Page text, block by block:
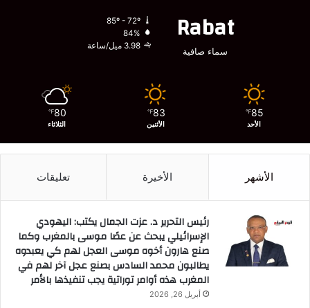
Rabat
سماء صافية
85º - 72º
84%
3.98 ميل/ساعة
85
℉
الأحد
83
℉
الأثنين
80
℉
الثلاثاء
الأشهر الأخيرة تعليقات
رئيس التحرير د. عزت الجمال يكتب: اليهودي
الإسرائيلي يبحث عن عصًا موسى بالمغرب وكما
صنع هارون أخوه موسى العجل لهم كي يعبدوه
يطالبون محمد السادس بصنع عجل آخر لهم في
المغرب هذه أوامر توراتية يجب تنفيذها بالأمر
أبريل 26, 2026